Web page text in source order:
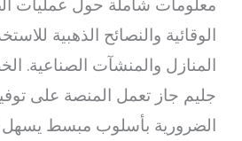
معلومات شاملة حول عمليات
الوقائية والنصائح الذهبية
المنازل والمنشآت الصناعية.
جليم جاز تعمل المنصة على
الضرورية بأسلوب مبسط